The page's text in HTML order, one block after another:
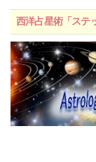
西洋占星術「ステ